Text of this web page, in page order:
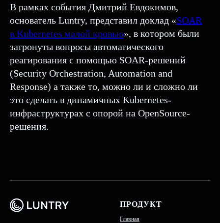
В рамках события Дмитрий Евдокимов,
основатель Luntry, представил доклад «SOAR
в Kubernetes малой кровью», в котором были
затронуты вопросы автоматического
реагирования с помощью SOAR-решений
(Security Orchestration, Automation and
Response) а также то, можно ли и сложно ли
это сделать в динамичных Kubernetes-
инфраструктурах с опорой на OpenSource-
решения.
ПРОДУКТ
Главная